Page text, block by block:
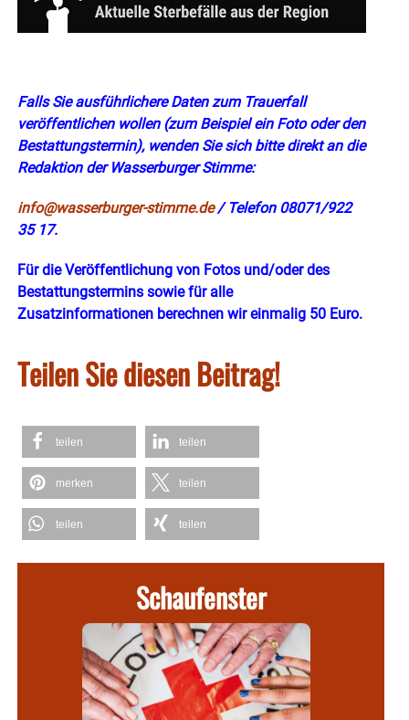
Falls Sie ausführlichere Daten zum Trauerfall
veröffentlichen wollen (zum Beispiel ein Foto oder den
Bestattungstermin), wenden Sie sich bitte direkt an die
Redaktion der Wasserburger Stimme:
info@wasserburger-stimme.de/ Telefon 08071/922
35 17.
Für die Veröffentlichung von Fotos und/oder des
Bestattungstermins sowie für alle
Zusatzinformationen berechnen wir einmalig 50 Euro.
Teilen Sie diesen Beitrag!
teilen teilen
merken teilen
teilen teilen
Schaufenster